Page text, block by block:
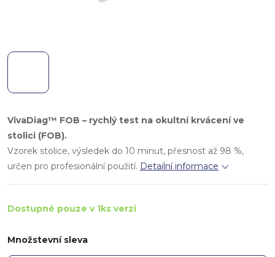
VivaDiag™ FOB – rychlý test na okultní krvácení ve
stolici (FOB).
Vzorek stolice, výsledek do 10 minut, přesnost až 98 %,
určen pro profesionální použití. Detailní informace
Dostupné pouze v 1ks verzi
Množstevní sleva